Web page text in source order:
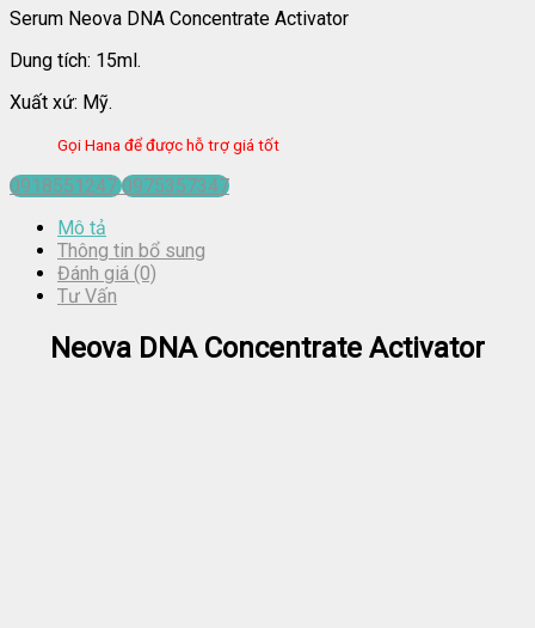
Serum Neova DNA Concentrate Activator
Dung tích: 15ml.
Xuất xứ: Mỹ.
Gọi Hana để được hỗ trợ giá tốt
0918551247 0975357347
Mô tả
Thông tin bổ sung
Đánh giá (0)
Tư Vấn
Neova DNA Concentrate Activator